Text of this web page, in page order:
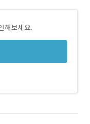
해보세요.